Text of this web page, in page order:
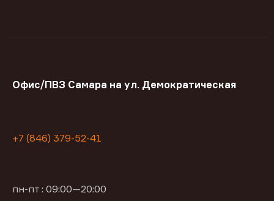
Офис/ПВЗ Самара на ул. Демократическая
+7 (846) 379-52-41
пн-пт : 09:00—20:00